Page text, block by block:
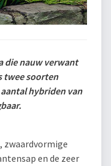
die nauw verwant
twee soorten
hybriden van
zwaardvormige
en de zeer